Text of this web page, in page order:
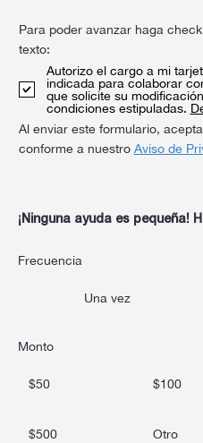
Para poder avanzar haga
texto:
Autorizo el cargo a mi
indicada para colaborar
que solicite su
condiciones estipuladas.
Al enviar este formulario,
conforme a nuestro Aviso de
¡Ninguna ayuda es pequeña!
Frecuencia
Una vez
Monto
$50 $100
$500 Otro